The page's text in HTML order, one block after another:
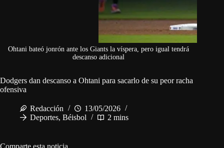
Ohtani bateó jonrón ante los Giants la víspera, pero igual tendrá
descanso adicional
Dodgers dan descanso a Ohtani para sacarlo de su peor racha
ofensiva
Redacción
13/05/2026
Deportes, Béisbol 2 mins